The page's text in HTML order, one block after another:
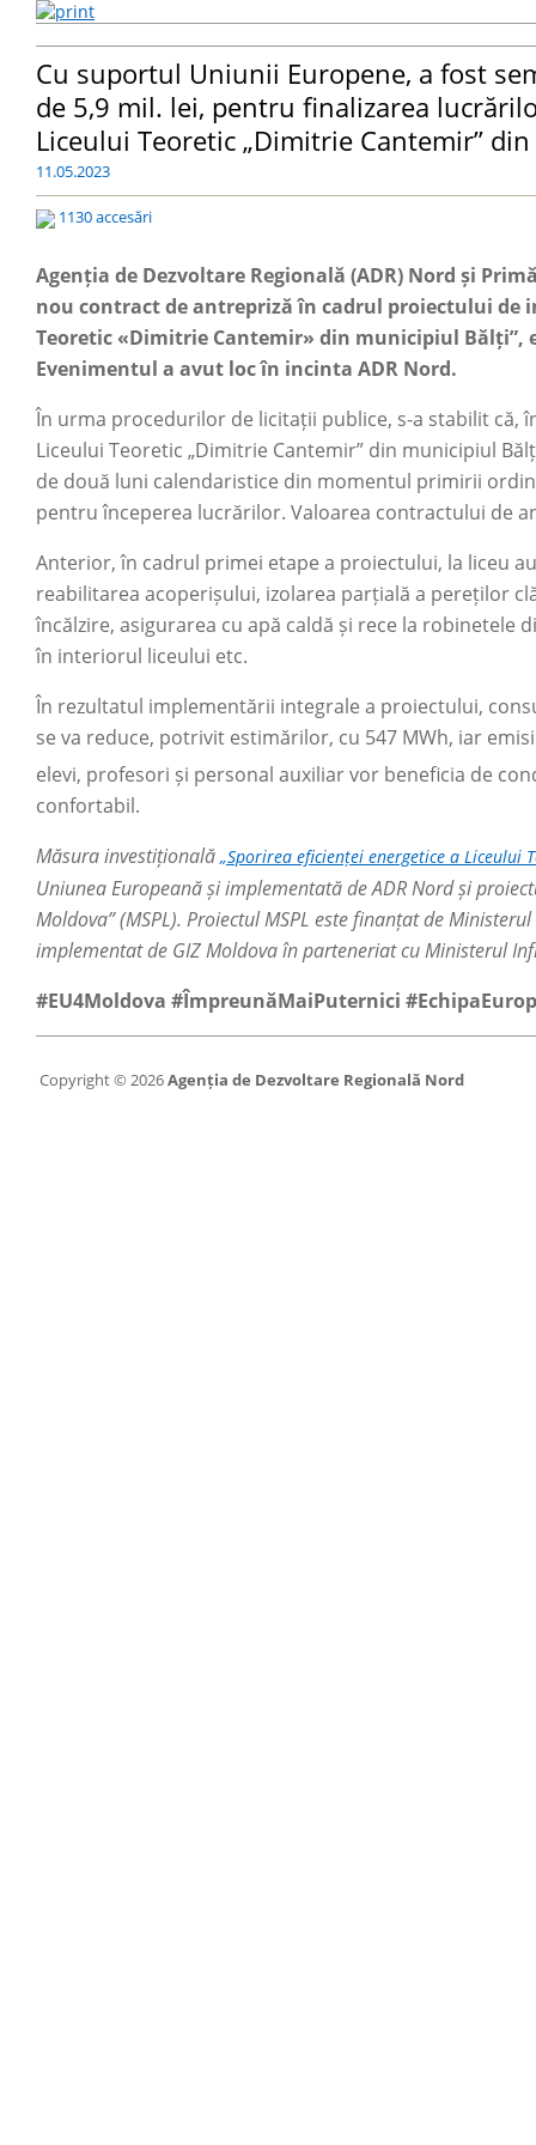
Cu suportul Uniunii Europene, a fost
de 5,9 mil. lei, pentru finalizarea
Liceului Teoretic „Dimitrie Cantemir”
11.05.2023
1130 accesări
Agenția de Dezvoltare Regională (ADR) Nord și
nou contract de antrepriză în cadrul proiectului de
Teoretic «Dimitrie Cantemir» din municipiul Bălți”,
Evenimentul a avut loc în incinta ADR Nord.
În urma procedurilor de licitații publice, s-a stabilit că,
Liceului Teoretic „Dimitrie Cantemir” din municipiul
de două luni calendaristice din momentul primirii
pentru începerea lucrărilor. Valoarea contractului de
Anterior, în cadrul primei etape a proiectului, la liceu
reabilitarea acoperișului, izolarea parțială a pereților
încălzire, asigurarea cu apă caldă și rece la
în interiorul liceului etc.
În rezultatul implementării integrale a proiectului,
se va reduce, potrivit estimărilor, cu 547 MWh, iar
elevi, profesori și personal auxiliar vor beneficia de
confortabil.
Măsura investițională „Sporirea eficienței energetice a
Uniunea Europeană și implementată de ADR Nord și
Moldova” (MSPL). Proiectul MSPL este finanțat de
implementat de GIZ Moldova în parteneriat cu Ministerul
#EU4Moldova #ÎmpreunăMaiPuternici
Copyright © 2026Agenția de Dezvoltare Regională Nord